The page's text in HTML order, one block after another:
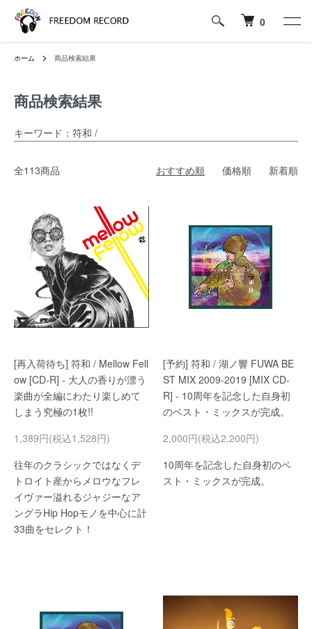
0
ホーム 商品検索結果
商品検索結果
キーワード：符和 /
全113商品 おすすめ順 価格順 新着順
[再入荷待ち] 符和 / Mellow Fell
ow [CD-R] - 大人の香りが漂う
楽曲が全編にわたり楽しめて
しまう究極の1枚!!
1,389円(税込1,528円)
往年のクラシックではなくデ
トロイト産からメロウなフレ
イヴァー溢れるジャジーなア
ングラHip Hopモノを中心に計
33曲をセレクト！
[予約] 符和 / 湖ノ響 FUWA BE
ST MIX 2009-2019 [MIX CD-
R] - 10周年を記念した自身初
のベスト・ミックスが完成。
2,000円(税込2,200円)
10周年を記念した自身初のベ
スト・ミックスが完成。